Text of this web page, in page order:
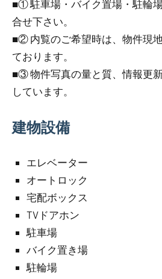
■① 駐車場・バイク置場・駐輪
合せ下さい。
■② 内覧のご希望時は、物件現
ております。
■③ 物件写真の量と質、情報更
しています。
建物設備
エレベーター
オートロック
宅配ボックス
TVドアホン
駐車場
バイク置き場
駐輪場